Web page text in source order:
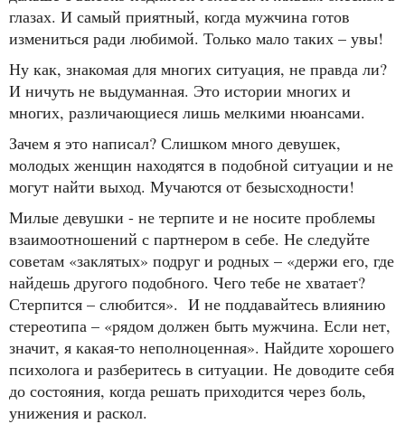
глазах. И самый приятный, когда мужчина готов
измениться ради любимой. Только мало таких – увы!
Ну как, знакомая для многих ситуация, не правда ли?
И ничуть не выдуманная. Это истории многих и
многих, различающиеся лишь мелкими нюансами.
Зачем я это написал? Слишком много девушек,
молодых женщин находятся в подобной ситуации и не
могут найти выход. Мучаются от безысходности!
Милые девушки - не терпите и не носите проблемы
взаимоотношений с партнером в себе. Не следуйте
советам «заклятых» подруг и родных – «держи его, где
найдешь другого подобного. Чего тебе не хватает?
Стерпится – слюбится». И не поддавайтесь влиянию
стереотипа – «рядом должен быть мужчина. Если нет,
значит, я какая-то неполноценная». Найдите хорошего
психолога и разберитесь в ситуации. Не доводите себя
до состояния, когда решать приходится через боль,
унижения и раскол.